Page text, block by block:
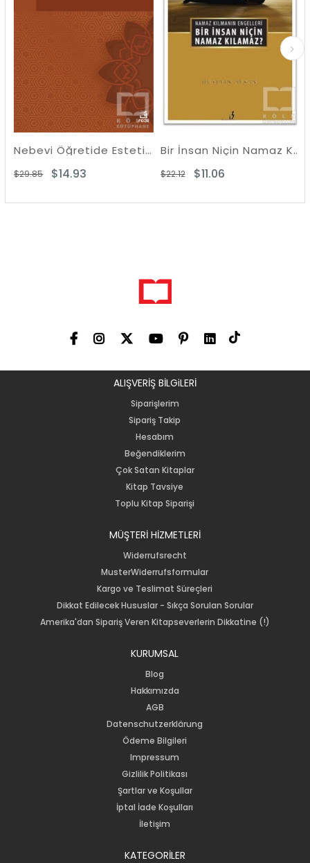
Nebevi Öğretide Estetik Anlayış
$14.93
Bir İnsan Niçin Namaz Kılamaz?
$11.06
365
ALIŞVERİŞ BİLGiLERİ
Siparişlerim
Sipariş Takip
Hesabım
Beğendiklerim
Çok Satan Kitaplar
Kitap Tavsiye
Toplu Kitap Siparişi
MÜŞTERİ HİZMETLERİ
Widerrufsrecht
MusterWiderrufsformular
Kargo ve Teslimat Süreçleri
Dikkat Edilecek Hususlar - Sıkça Sorulan Sorular
Amerika'dan Sipariş Veren Kitapseverlerin Dikkatine (!)
KURUMSAL
Blog
Hakkımızda
AGB
Datenschutzerklärung
Ödeme Bilgileri
Impressum
Gizlilik Politikası
Şartlar ve Koşullar
İptal İade Koşulları
İletişim
KATEGORİLER